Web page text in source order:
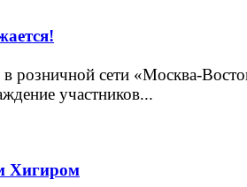
розничной сети «Москва-
участников...
Хигиром